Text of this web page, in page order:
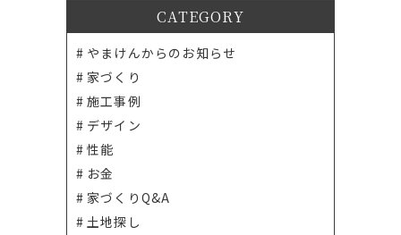
CATEGORY
やまけんからのお知らせ
家づくり
施工事例
デザイン
性能
お金
家づくりQ&A
土地探し